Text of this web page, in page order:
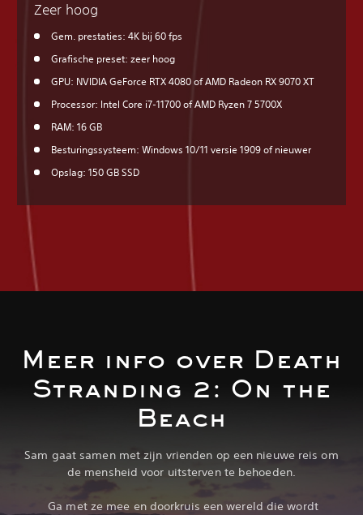
Zeer hoog
Gem. prestaties: 4K bij 60 fps
Grafische preset: zeer hoog
GPU: NVIDIA GeForce RTX 4080 of AMD Radeon RX 9070 XT
Processor: Intel Core i7-11700 of AMD Ryzen 7 5700X
RAM: 16 GB
Besturingssysteem: Windows 10/11 versie 1909 of nieuwer
Opslag: 150 GB SSD
Meer info over Death
Stranding 2: On the
Beach
Sam gaat samen met zijn vrienden op een nieuwe reis om
de mensheid voor uitsterven te behoeden.
‎ Ga met ze mee en doorkruis een wereld die wordt